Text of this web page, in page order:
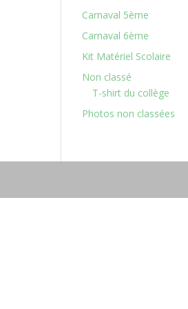
Carnaval 5ème
Carnaval 6ème
Kit Matériel Scolaire
Non classé
T-shirt du collège
Photos non classées